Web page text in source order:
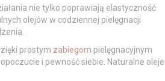
nie tylko poprawiają elastyczność
olejów w codziennej pielęgnacji
prostym zabiegom pielęgnacyjnym
i pewność siebie. Naturalne oleje